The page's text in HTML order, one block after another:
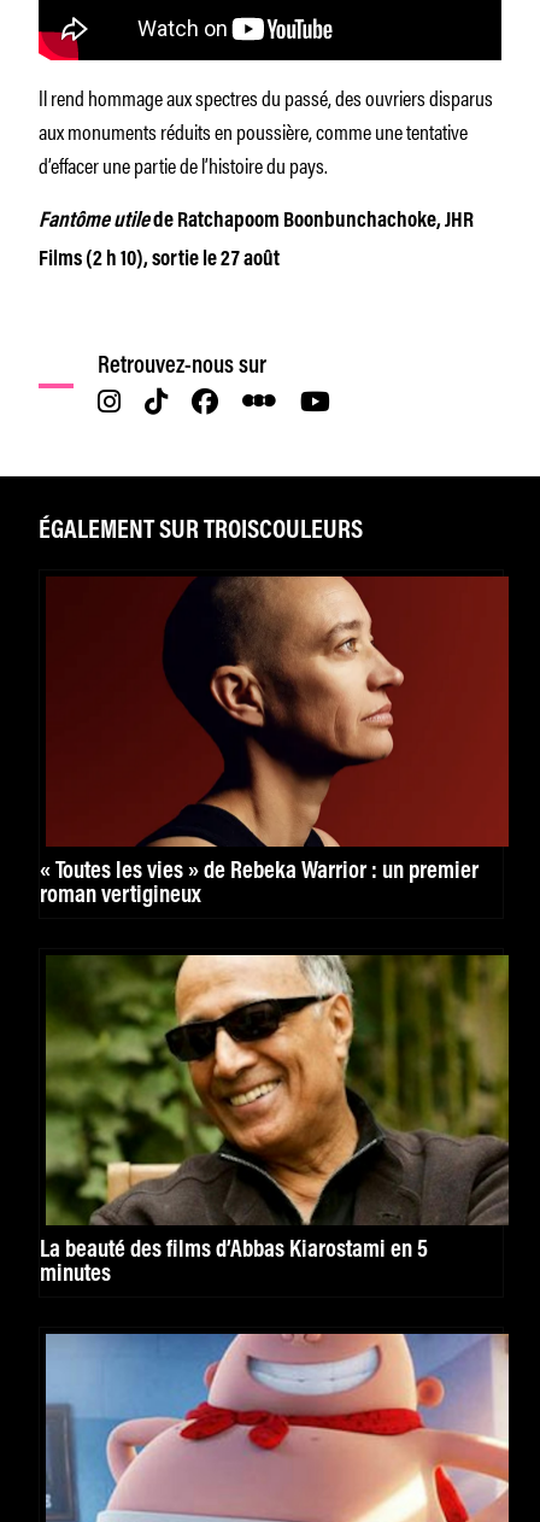
Il rend hommage aux spectres du passé, des ouvriers disparus
aux monuments réduits en poussière, comme une tentative
d’effacer une partie de l’histoire du pays.
Fantôme utilede Ratchapoom Boonbunchachoke, JHR
Films (2 h 10), sortie le 27 août
Retrouvez-nous sur
ÉGALEMENT SUR TROISCOULEURS
« Toutes les vies » de Rebeka Warrior : un premier
roman vertigineux
La beauté des films d’Abbas Kiarostami en 5
minutes